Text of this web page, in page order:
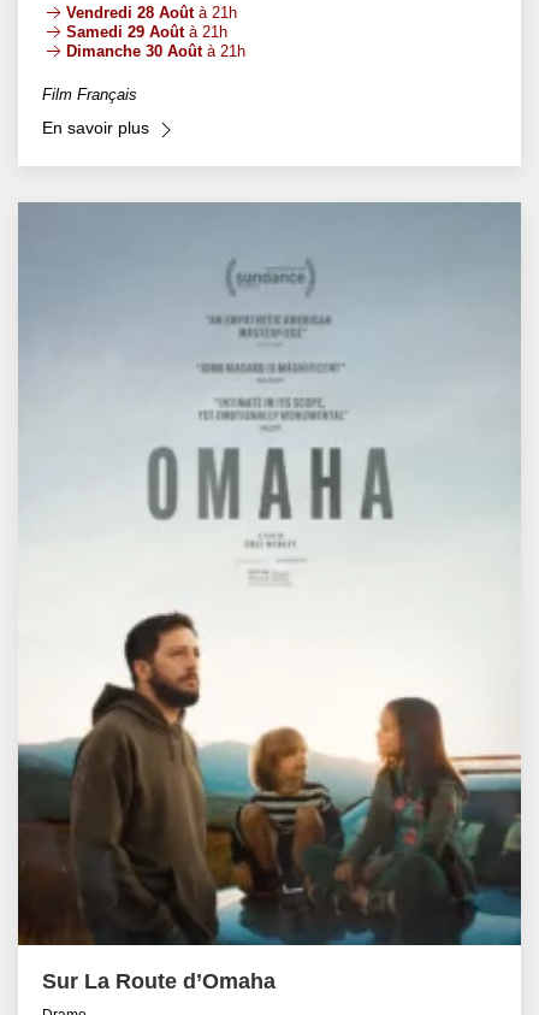
Vendredi 28 Aoûtà 21h
Samedi 29 Aoûtà 21h
Dimanche 30 Aoûtà 21h
Film Français
En savoir plus
Sur La Route d’Omaha